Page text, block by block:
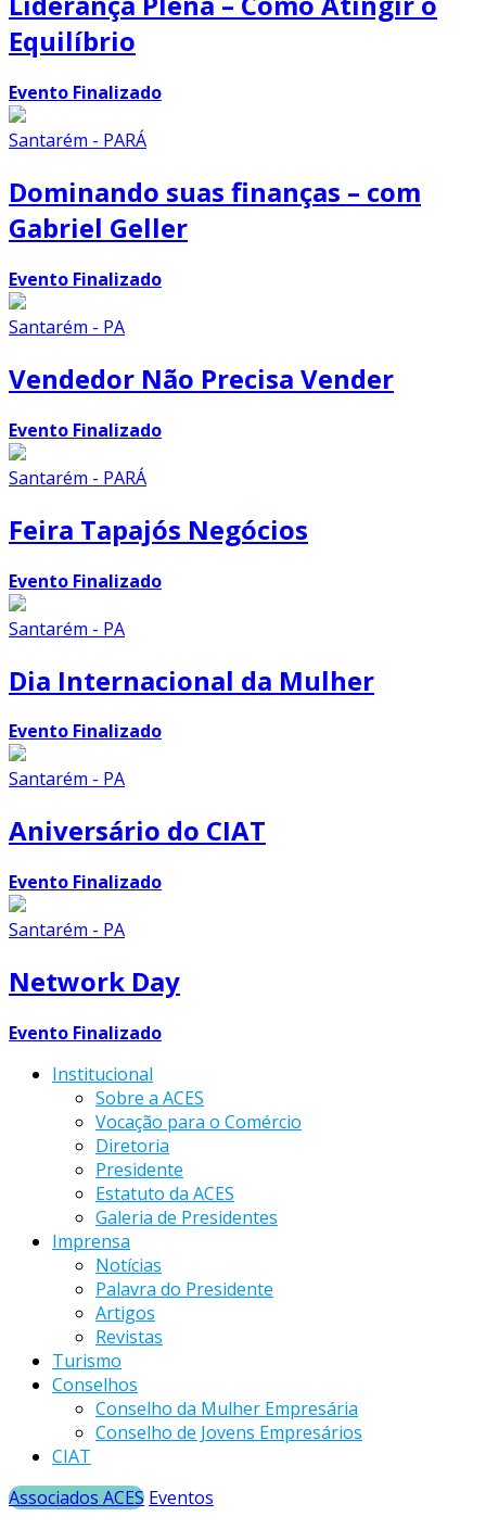
Equilíbrio
Evento Finalizado
Santarém - PARÁ
Dominando suas finanças – com
Gabriel Geller
Evento Finalizado
Santarém - PA
Vendedor Não Precisa Vender
Evento Finalizado
Santarém - PARÁ
Feira Tapajós Negócios
Evento Finalizado
Santarém - PA
Dia Internacional da Mulher
Evento Finalizado
Santarém - PA
Aniversário do CIAT
Evento Finalizado
Santarém - PA
Network Day
Evento Finalizado
Institucional
Sobre a ACES
Vocação para o Comércio
Diretoria
Presidente
Estatuto da ACES
Galeria de Presidentes
Imprensa
Notícias
Palavra do Presidente
Artigos
Revistas
Turismo
Conselhos
Conselho da Mulher Empresária
Conselho de Jovens Empresários
CIAT
Associados ACES Eventos